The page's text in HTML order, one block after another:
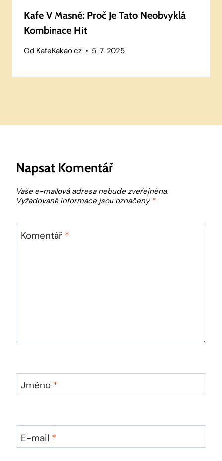
Kafe V Masně: Proč Je Tato Neobvyklá
Kombinace Hit
Od KafeKakao.cz 5. 7. 2025
Napsat Komentář
Vaše e-mailová adresa nebude zveřejněna.
Vyžadované informace jsou označeny *
Komentář *
Jméno *
E-mail *